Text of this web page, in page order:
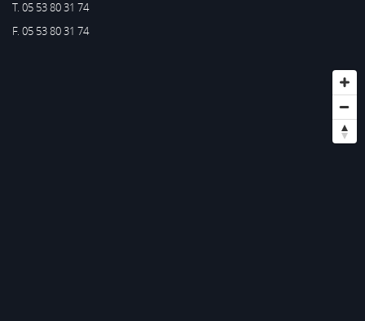
T. 05 53 80 31 74
F. 05 53 80 31 74